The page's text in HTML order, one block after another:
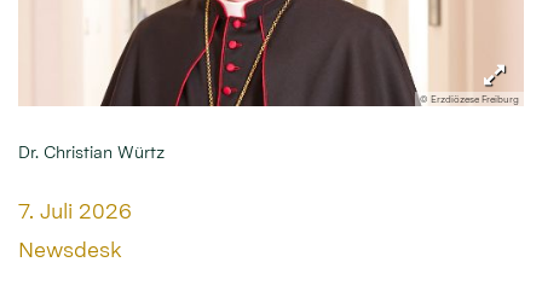
© Erzdiözese Freiburg
Dr. Christian Würtz
Datum:
7. Juli 2026
Von:
Newsdesk